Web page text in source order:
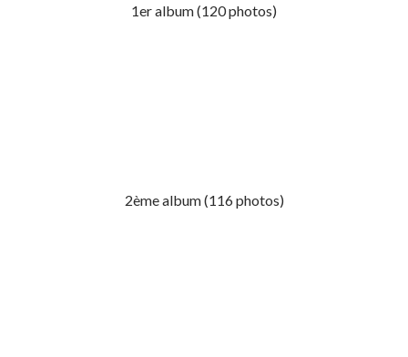
1er album (120 photos)
2ème album (116 photos)